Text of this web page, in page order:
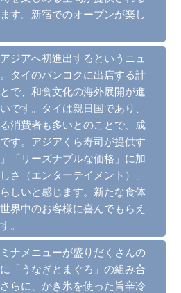
す。新宿でのオープンが楽し
ジアへ初進出するというニュ
タイのバンコクに出店する計
で、和食文化の海外展開が進
です。タイは親日国であり、
消費者も多いとのことで、成
す。アジアくら寿司が提供す
「リーズナブルな価格」に加
さ（エンターテイメント）」
しいと感じます。新たな食体
界中のお客様に喜んでもらえ
。
ナメニューが盛りだくさんの
「うなぎとまぐろ」の組み合
らに、かき氷を使った旨辛冷